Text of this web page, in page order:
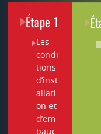
Étape 1
Les
condi
tions
d’inst
allati
on et
d’em
bauc